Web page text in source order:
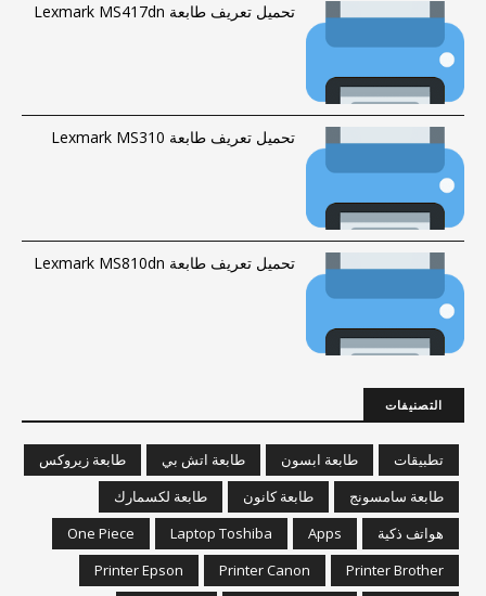
تحميل تعريف طابعة Lexmark MS417dn
تحميل تعريف طابعة Lexmark MS310
تحميل تعريف طابعة Lexmark MS810dn
التصنيفات
تطبيقات طابعة ابسون طابعة اتش بي
طابعة زيروكس
طابعة سامسونج
طابعة كانون
طابعة لكسمارك
هواتف ذكية
Apps
Laptop Toshiba
One Piece
Printer Brother
Printer Canon
Printer Epson